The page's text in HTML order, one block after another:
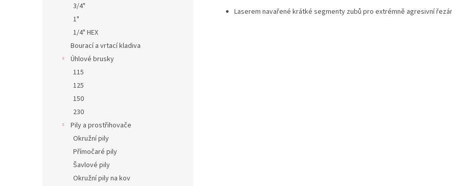
3/4"
1"
1/4" HEX
Bourací a vrtací kladiva
Úhlové brusky
115
125
150
230
Pily a prostřihovače
Okružní pily
Přímočaré pily
Šavlové pily
Okružní pily na kov
Laserem navařené krátké segmenty zubů pro extrémně agresivní